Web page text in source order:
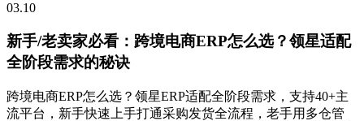
03.10
新手/老卖家必看：跨境电商ERP怎么选？领星适配
全阶段需求的秘诀
跨境电商ERP怎么选？领星ERP适配全阶段需求，支持40+主
流平台，新手快速上手打通采购发货全流程，老手用多仓管